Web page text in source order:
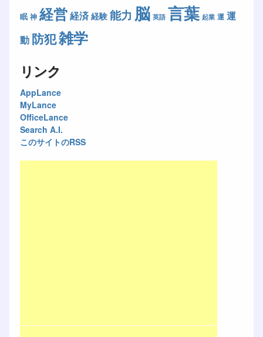
眠 神 経営経済 経験 能力 脳 英語 言葉 起業 運 運
動 防犯雑学
リンク
AppLance
MyLance
OfficeLance
Search A.I.
このサイトのRSS